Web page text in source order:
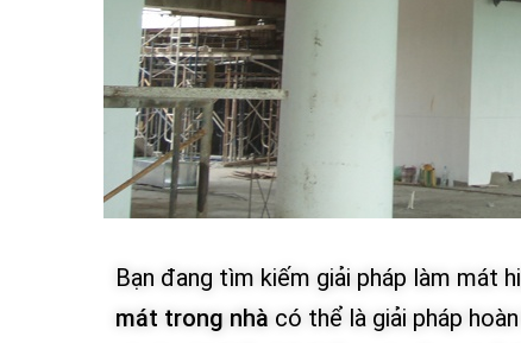
Bạn đang tìm kiếm giải pháp làm mát
mát trong nhà có thể là giải pháp